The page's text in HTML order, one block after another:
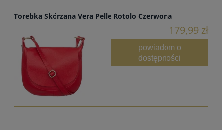
Torebka Skórzana Vera Pelle Rotolo Czerwona
179,99 zł
powiadom o
dostępności